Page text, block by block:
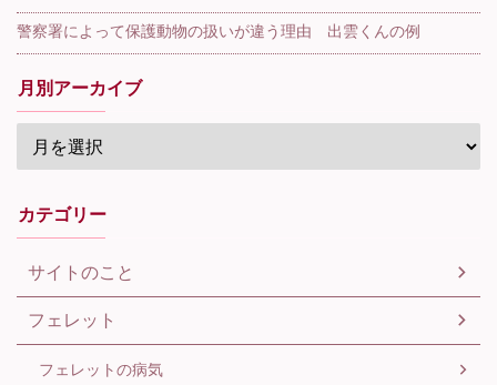
警察署によって保護動物の扱いが違う理由 出雲くんの例
月別アーカイブ
カテゴリー
サイトのこと
フェレット
フェレットの病気